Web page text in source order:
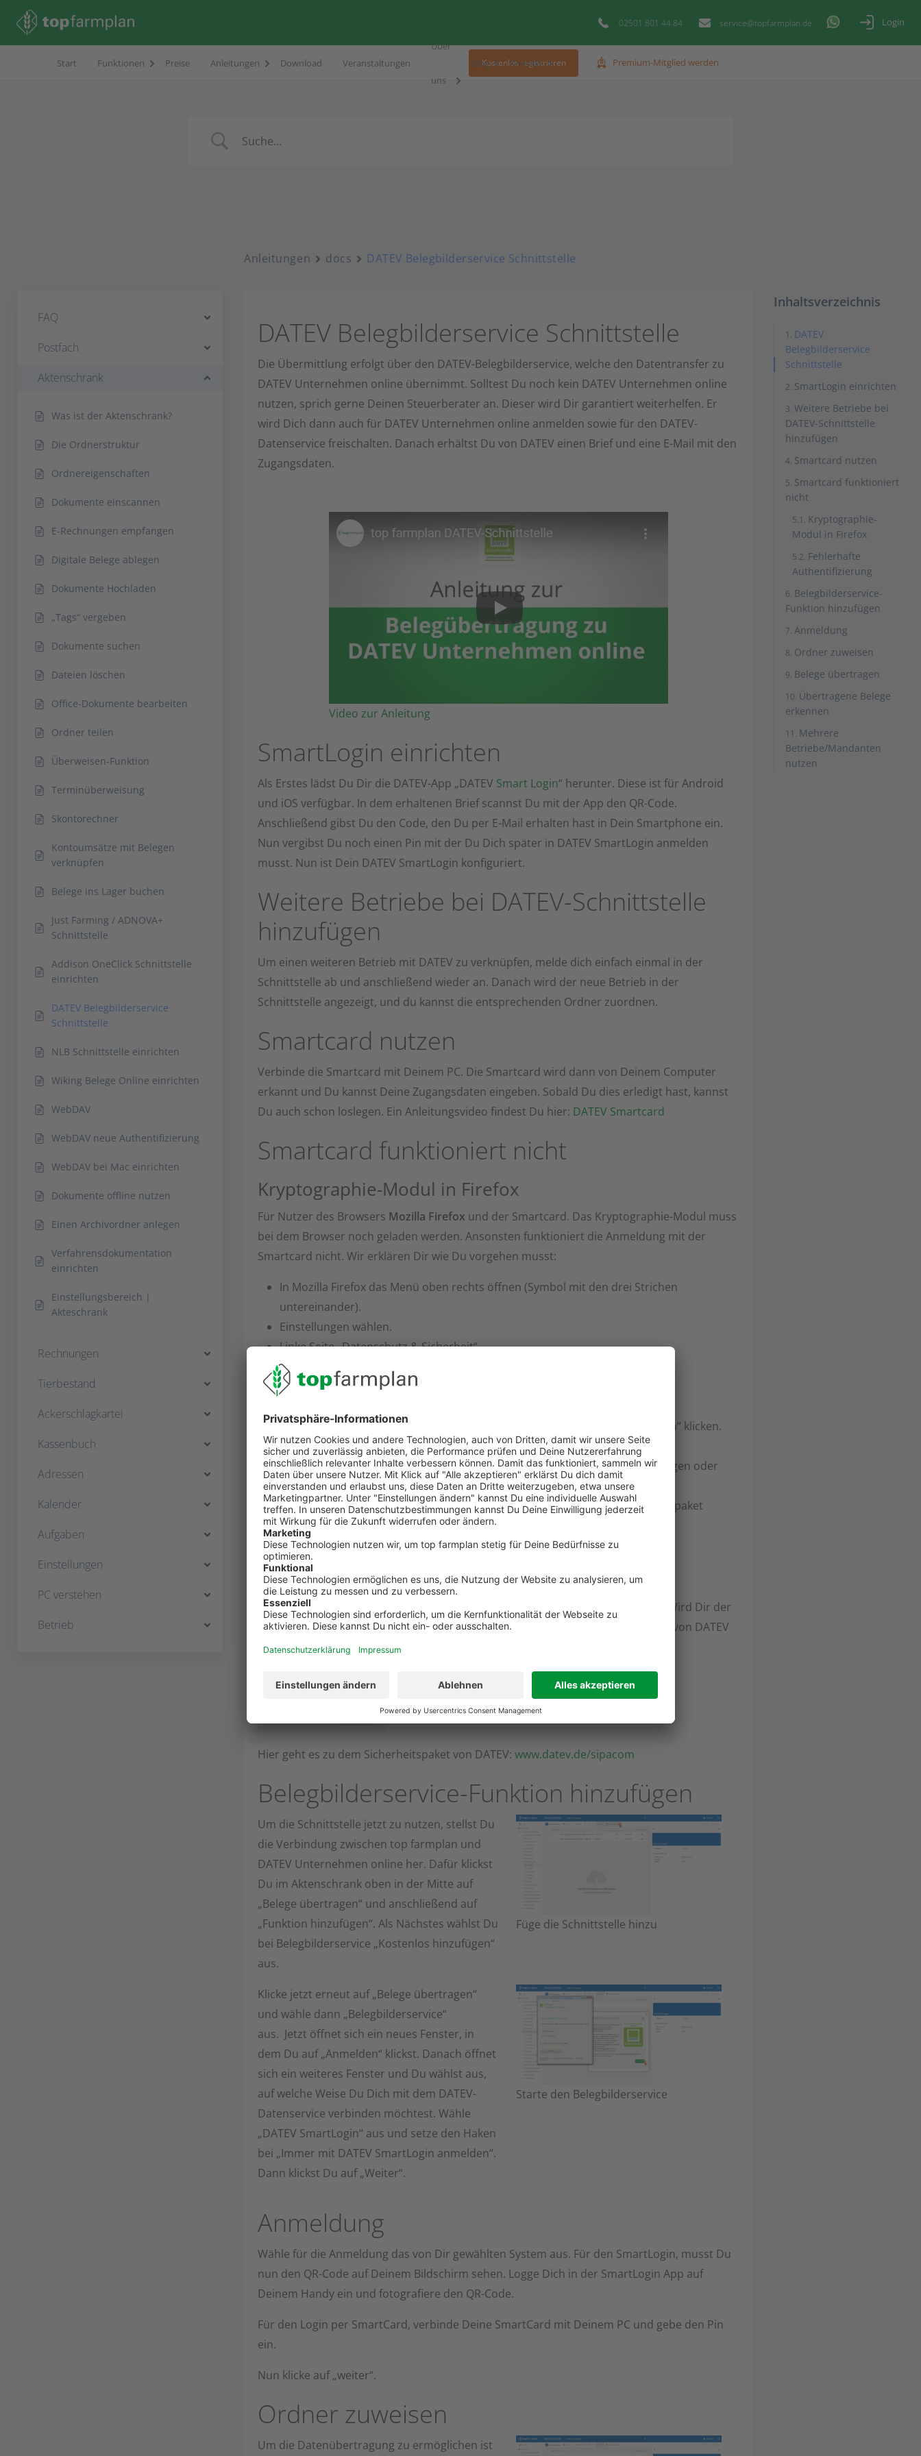
02501 801 44 84 service@topfarmplan.de Login
Start Funktionen Preise Anleitungen Download Veranstaltungen
Über
uns
Blog Kontakt
Kostenlos registrieren Premium-Mitglied werden
FAQ
Postfach
Aktenschrank
Was ist der Aktenschrank?
Die Ordnerstruktur
Ordnereigenschaften
Dokumente einscannen
E-Rechnungen empfangen
Digitale Belege ablegen
Dokumente Hochladen
„Tags“ vergeben
Dokumente suchen
Dateien löschen
Office-Dokumente bearbeiten
Ordner teilen
Überweisen-Funktion
Terminüberweisung
Skontorechner
Kontoumsätze mit Belegen
verknüpfen
Belege ins Lager buchen
Just Farming / ADNOVA+
Schnittstelle
Addison OneClick Schnittstelle
einrichten
DATEV Belegbilderservice
Schnittstelle
NLB Schnittstelle einrichten
Wiking Belege Online einrichten
WebDAV
WebDAV neue Authentifizierung
WebDAV bei Mac einrichten
Dokumente offline nutzen
Einen Archivordner anlegen
Verfahrensdokumentation
einrichten
Einstellungsbereich |
Akteschrank
Rechnungen
Tierbestand
Ackerschlagkartei
Kassenbuch
Adressen
Kalender
Aufgaben
Einstellungen
PC verstehen
Betrieb
Anleitungen docs DATEV Belegbilderservice Schnittstelle
DATEV Belegbilderservice Schnittstelle
Die Übermittlung erfolgt über den DATEV-Belegbilderservice, welche den Datentransfer zu
DATEV Unternehmen online übernimmt. Solltest Du noch kein DATEV Unternehmen online
nutzen, sprich gerne Deinen Steuerberater an. Dieser wird Dir garantiert weiterhelfen. Er
wird Dich dann auch für DATEV Unternehmen online anmelden sowie für den DATEV-
Datenservice freischalten. Danach erhältst Du von DATEV einen Brief und eine E-Mail mit den
Zugangsdaten.
Video zur Anleitung
SmartLogin einrichten
Als Erstes lädst Du Dir die DATEV-App „DATEV Smart Login“ herunter. Diese ist für Android
und iOS verfügbar. In dem erhaltenen Brief scannst Du mit der App den QR-Code.
Anschließend gibst Du den Code, den Du per E-Mail erhalten hast in Dein Smartphone ein.
Nun vergibst Du noch einen Pin mit der Du Dich später in DATEV SmartLogin anmelden
musst. Nun ist Dein DATEV SmartLogin konfiguriert.
Weitere Betriebe bei DATEV-Schnittstelle
hinzufügen
Um einen weiteren Betrieb mit DATEV zu verknüpfen, melde dich einfach einmal in der
Schnittstelle ab und anschließend wieder an. Danach wird der neue Betrieb in der
Schnittstelle angezeigt, und du kannst die entsprechenden Ordner zuordnen.
Smartcard nutzen
Verbinde die Smartcard mit Deinem PC. Die Smartcard wird dann von Deinem Computer
erkannt und Du kannst Deine Zugangsdaten eingeben. Sobald Du dies erledigt hast, kannst
Du auch schon loslegen. Ein Anleitungsvideo findest Du hier: DATEV Smartcard
Smartcard funktioniert nicht
Kryptographie-Modul in Firefox
Für Nutzer des Browsers Mozilla Firefox und der Smartcard. Das Kryptographie-Modul muss
bei dem Browser noch geladen werden. Ansonsten funktioniert die Anmeldung mit der
Smartcard nicht. Wir erklären Dir wie Du vorgehen musst:
In Mozilla Firefox das Menü oben rechts öffnen (Symbol mit den drei Strichen
untereinander).
Einstellungen wählen.
Linke Seite „Datenschutz & Sicherheit“.
Nach unten scrollen und dort „Sicherheit | Zertifikate“ auf die Schaltfläche
„Kryptographie-Module“ wählen.
In dem Fenster „Kryptographie-Modul-Verwalten“ auf die Schaltfläche „Laden“ klicken.
Unter Modulname „DATEV-P11“ eingeben.
Im Feld Modul-Dateiname „C:\Windows\System32\DVCCSAP11003.dll“ eintragen oder
über „Durchsuchen“ die Datei suchen.
Sollte die Datei nicht gefunden werden können, ist noch kein Sicherheitspaket
installiert.
Die Fenster mit OK bestätigen und Firefox schließen.
Fehlerhafte Authentifizierung
Prüfe im Infobereich Deiner Taskleiste, ob das Sicherheitspaket angezeigt wird. Wird Dir der
grüne USB-Stick nicht angezeigt, dann musst Du das mIDentity Sicherheitspaket von DATEV
noch installieren.
Hier geht es zu dem Sicherheitspaket von DATEV: www.datev.de/sipacom
Belegbilderservice-Funktion hinzufügen
Um die Schnittstelle jetzt zu nutzen, stellst Du
die Verbindung zwischen top farmplan und
DATEV Unternehmen online her. Dafür klickst
Du im Aktenschrank oben in der Mitte auf
„Belege übertragen“ und anschließend auf
„Funktion hinzufügen“. Als Nächstes wählst Du
bei Belegbilderservice „Kostenlos hinzufügen“
aus.
Füge die Schnittstelle hinzu
Klicke jetzt erneut auf „Belege übertragen“
und wähle dann „Belegbilderservice“
aus. Jetzt öffnet sich ein neues Fenster, in
dem Du auf „Anmelden“ klickst. Danach öffnet
sich ein weiteres Fenster und Du wählst aus,
auf welche Weise Du Dich mit dem DATEV-
Datenservice verbinden möchtest. Wähle
„DATEV SmartLogin“ aus und setze den Haken
bei „Immer mit DATEV SmartLogin anmelden“.
Dann klickst Du auf „Weiter“.
Starte den Belegbilderservice
Anmeldung
Wähle für die Anmeldung das von Dir gewählten System aus. Für den SmartLogin, musst Du
nun den QR-Code auf Deinem Bildschirm sehen. Logge Dich in der SmartLogin App auf
Deinem Handy ein und fotografiere den QR-Code.
Für den Login per SmartCard, verbinde Deine SmartCard mit Deinem PC und gebe den Pin
ein.
Nun klicke auf „weiter“.
Ordner zuweisen
Um die Datenübertragung zu ermöglichen ist
Inhaltsverzeichnis
DATEV
Belegbilderservice
Schnittstelle
SmartLogin einrichten
Weitere Betriebe bei
DATEV-Schnittstelle
hinzufügen
Smartcard nutzen
Smartcard funktioniert
nicht
Kryptographie-
Modul in Firefox
Fehlerhafte
Authentifizierung
Belegbilderservice-
Funktion hinzufügen
Anmeldung
Ordner zuweisen
Belege übertragen
Übertragene Belege
erkennen
Mehrere
Betriebe/Mandanten
nutzen